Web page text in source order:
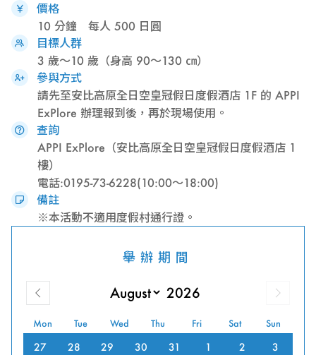
價格
10 分鐘 每人 500 日圓
目標人群
3 歲～10 歲（身高 90～130 ㎝）
參與方式
請先至安比高原全日空皇冠假日度假酒店 1F 的 APPI
ExPlore 辦理報到後，再於現場使用。
查詢
APPI ExPlore（安比高原全日空皇冠假日度假酒店 1
樓）
電話:0195-73-6228(10:00～18:00)
備註
※本活動不適用度假村通行證。
舉辦期間
Mon Tue Wed Thu Fri Sat Sun
27 28 29 30 31 1 2 3